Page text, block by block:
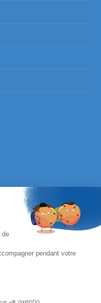
passer une
école ?
habituelle ou
en ligne.
de
pendant votre